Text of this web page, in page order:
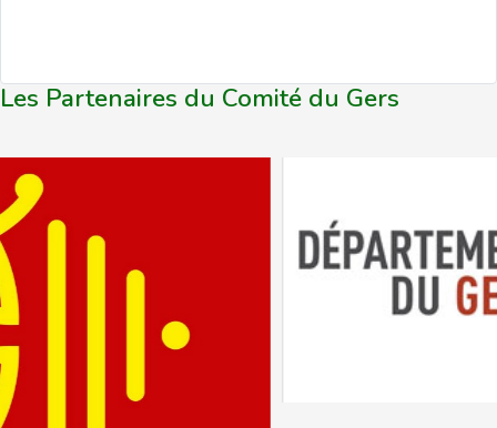
Les Partenaires du Comité du Gers